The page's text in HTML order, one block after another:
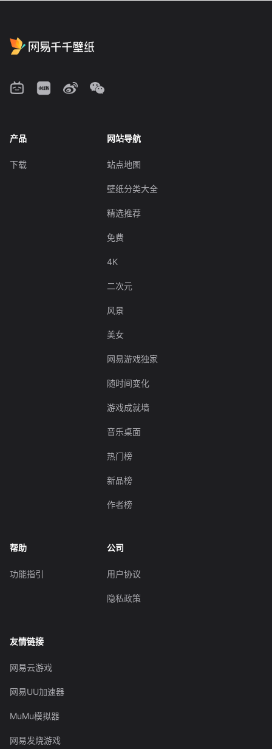
产品
下载
网站导航
站点地图
壁纸分类大全
精选推荐
免费
4K
二次元
风景
美女
网易游戏独家
随时间变化
游戏成就墙
音乐桌面
热门榜
新品榜
作者榜
帮助
功能指引
公司
用户协议
隐私政策
友情链接
网易云游戏
网易UU加速器
MuMu模拟器
网易发烧游戏